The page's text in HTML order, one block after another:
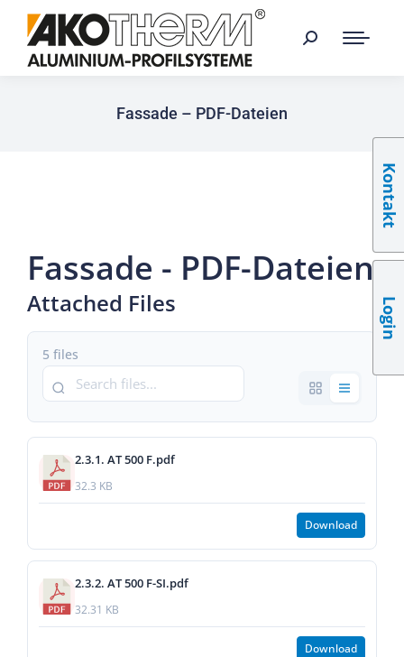
Fassade – PDF-Dateien
Fassade - PDF-Dateien
Attached Files
5 files
2.3.1. AT 500 F.pdf
32.3 KB
Download
2.3.2. AT 500 F-SI.pdf
32.31 KB
Download
Kontakt
Login